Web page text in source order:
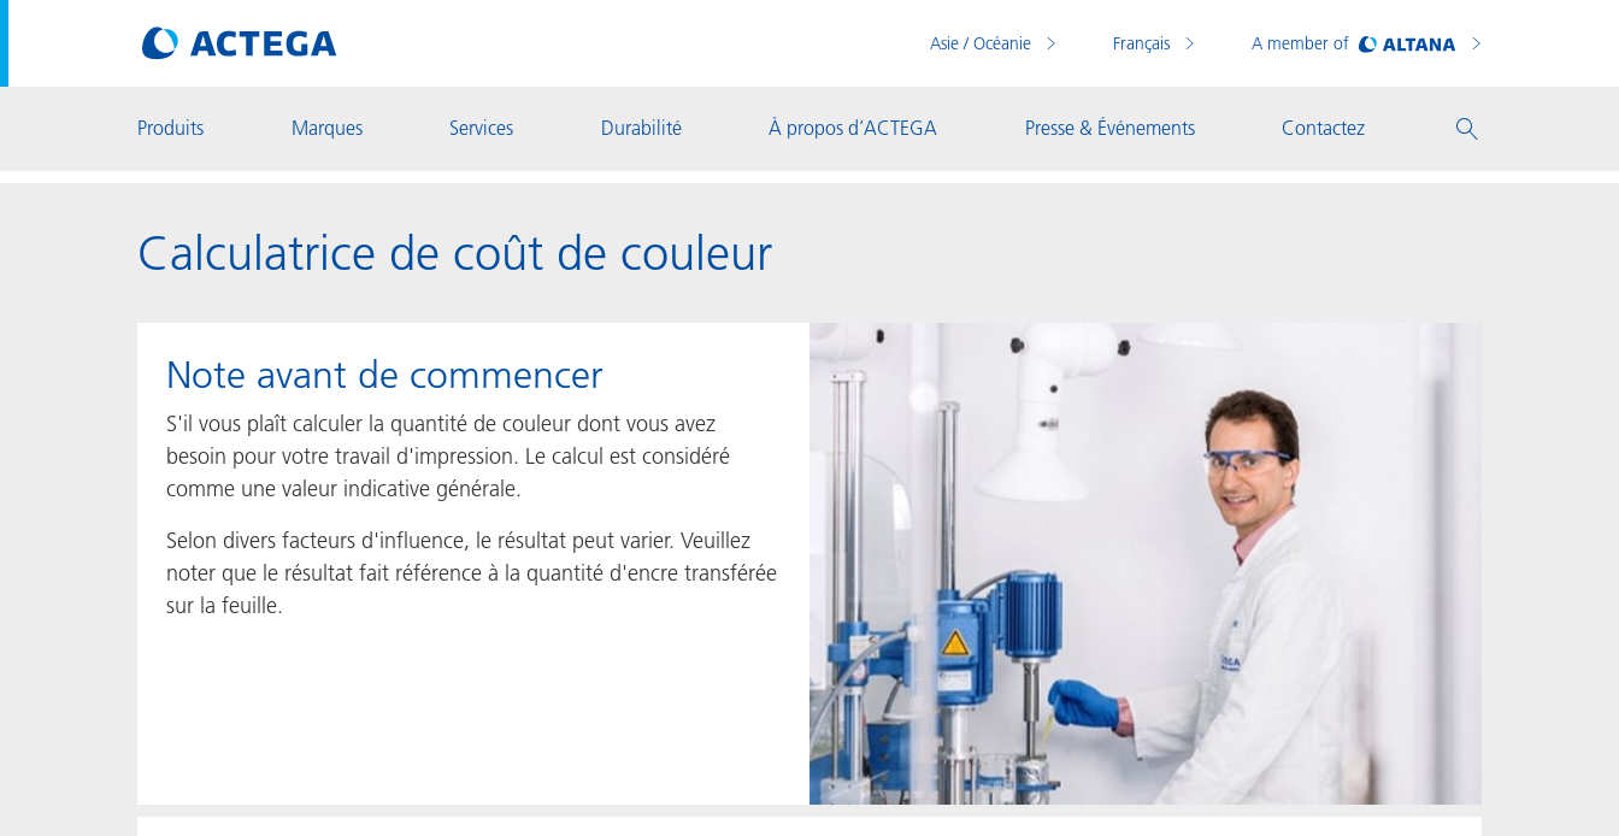
Asie / Océanie Français A member of
Produits Marques Services Durabilité À propos d’ACTEGA Presse & Événements Contactez
Calculatrice de coût de couleur
Note avant de commencer
S'il vous plaît calculer la quantité de couleur dont vous avez
besoin pour votre travail d'impression. Le calcul est considéré
comme une valeur indicative générale.
Selon divers facteurs d'influence, le résultat peut varier. Veuillez
noter que le résultat fait référence à la quantité d'encre transférée
sur la feuille.